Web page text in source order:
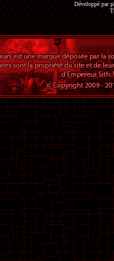
Développé par